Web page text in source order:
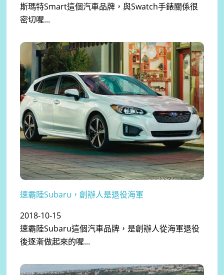
斯瑪特Smart這個汽車品牌，與Swatch手錶關係很
密切喔...
速霸陸Subaru，創辦人是退役海軍
2018-10-15
速霸陸Subaru這個汽車品牌，是創辦人從海軍退役
後逐漸做起來的喔...